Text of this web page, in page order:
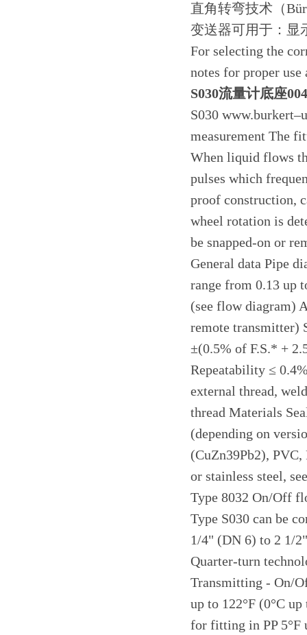
直角转弯技术（
变送器可用于：显
For selecting the
notes for proper use
S030流量计底座
S030
measurement The
When liquid flows
pulses which
proof construction,
wheel rotation is
be snapped-on or
General data Pipe
range from 0.13 up
(see flow diagram)
remote transmitter)
±(0.5% of F.S.* +
Repeatability ≤
external thread,
thread Materials
(depending on
(CuZn39Pb2), PVC,
or stainless steel,
Type 8032 On/Off
Type S030 can be
1/4" (DN 6) to 2 1/
Quarter-turn
Transmitting - On/
up to 122°F (0°C
for fitting in PP 5°F